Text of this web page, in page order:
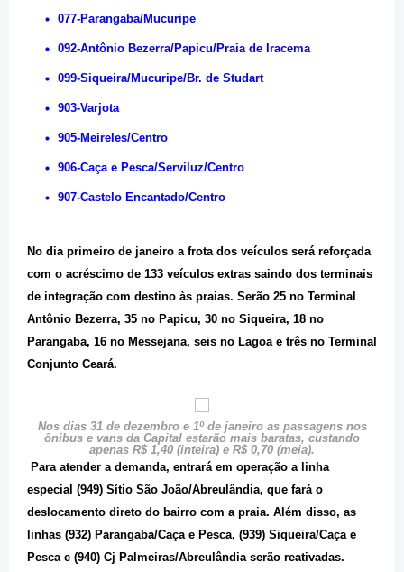
077-Parangaba/Mucuripe
092-Antônio Bezerra/Papicu/Praia de Iracema
099-Siqueira/Mucuripe/Br. de Studart
903-Varjota
905-Meireles/Centro
906-Caça e Pesca/Serviluz/Centro
907-Castelo Encantado/Centro
No dia primeiro de janeiro a frota dos veículos será reforçada
com o acréscimo de 133 veículos extras saindo dos terminais
de integração com destino às praias. Serão 25 no Terminal
Antônio Bezerra, 35 no Papicu, 30 no Siqueira, 18 no
Parangaba, 16 no Messejana, seis no Lagoa e três no Terminal
Conjunto Ceará.
Nos dias 31 de dezembro e 1º de janeiro as passagens nos
ônibus e vans da Capital estarão mais baratas, custando
apenas R$ 1,40 (inteira) e R$ 0,70 (meia).
Para atender a demanda, entrará em operação a linha
especial (949) Sítio São João/Abreulândia, que fará o
deslocamento direto do bairro com a praia. Além disso, as
linhas (932) Parangaba/Caça e Pesca, (939) Siqueira/Caça e
Pesca e (940) Cj Palmeiras/Abreulândia serão reativadas.